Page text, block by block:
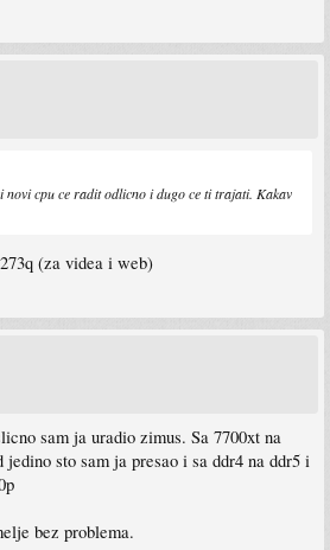
cpu ce radit odlicno i dugo ce ti trajati. Kakav
(za videa i web)
sam ja uradio zimus. Sa 7700xt na
jedino sto sam ja presao i sa ddr4 na ddr5 i
bez problema.